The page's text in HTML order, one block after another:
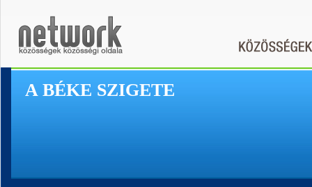
A BÉKE SZIGETE